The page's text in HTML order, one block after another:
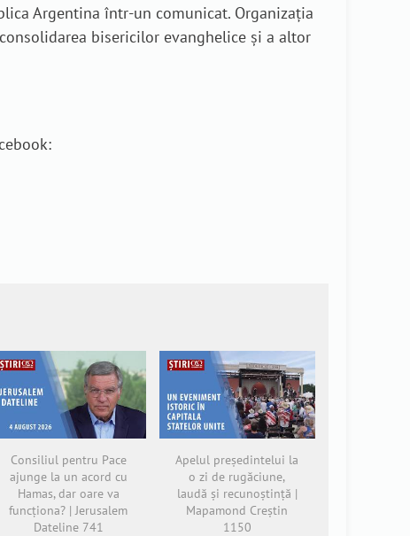
Argentina într-un comunicat. Organizația
bisericilor evanghelice și a altor
Consiliul pentru Pace
ajunge la un acord cu
Hamas, dar oare va
funcționa? | Jerusalem
Dateline 741
Apelul președintelui la
o zi de rugăciune,
laudă și recunoștință |
Mapamond Creștin
1150